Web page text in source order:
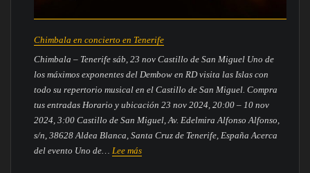
Chimbala en concierto en Tenerife
Chimbala – Tenerife sáb, 23 nov Castillo de San Miguel Uno de
los máximos exponentes del Dembow en RD visita las Islas con
todo su repertorio musical en el Castillo de San Miguel. Compra
tus entradas Horario y ubicación 23 nov 2024, 20:00 – 10 nov
2024, 3:00 Castillo de San Miguel, Av. Edelmira Alfonso Alfonso,
s/n, 38628 Aldea Blanca, Santa Cruz de Tenerife, España Acerca
del evento Uno de… Lee más: